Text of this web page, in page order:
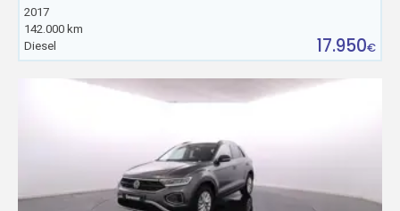
2017
142.000 km
Diesel
17.950€